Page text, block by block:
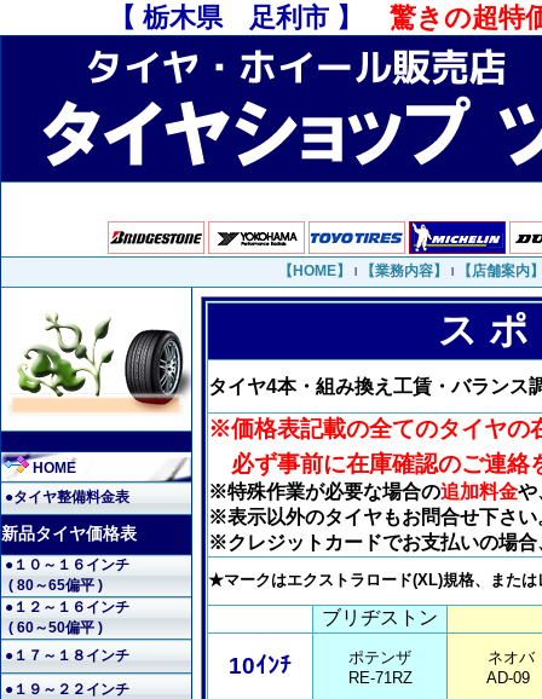
【 栃木県 足利市 】 驚きの超特
【HOME】 l 【業務内容】 l 【店舗案内
HOME
●タイヤ整備料金表
新品タイヤ価格表
●１０～１６インチ
( 80～65偏平 )
●１２～１６インチ
( 60～50偏平 )
●１７～１８インチ
●１９～２２インチ
ス
タイヤ4本・組み換え工賃・バランス
※価格表記載の全てのタイヤの
必ず事前に在庫確認のご連絡
※特殊作業が必要な場合の追加料金や
※表示以外のタイヤもお問合せ下さい
※クレジットカードでお支払いの場
★マークはエクストラロード(XL)規格、また
ブリヂストン
10ｲﾝﾁ
ポテンザ
RE-71RZ
ネオバ
AD-09